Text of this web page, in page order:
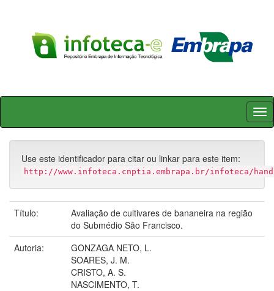
Skip
Use este identificador para citar ou linkar para este item:
http://www.infoteca.cnptia.embrapa.br/infoteca/
Título:
Avaliação de cultivares de bananeira na região
do Submédio São Francisco.
Autoria:
GONZAGA NETO, L.
SOARES, J. M.
CRISTO, A. S.
NASCIMENTO, T.